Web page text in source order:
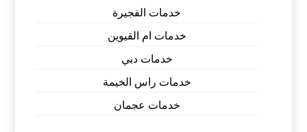
خدمات الفجيرة
خدمات ام القيوين
خدمات دبي
خدمات راس الخيمة
خدمات عجمان